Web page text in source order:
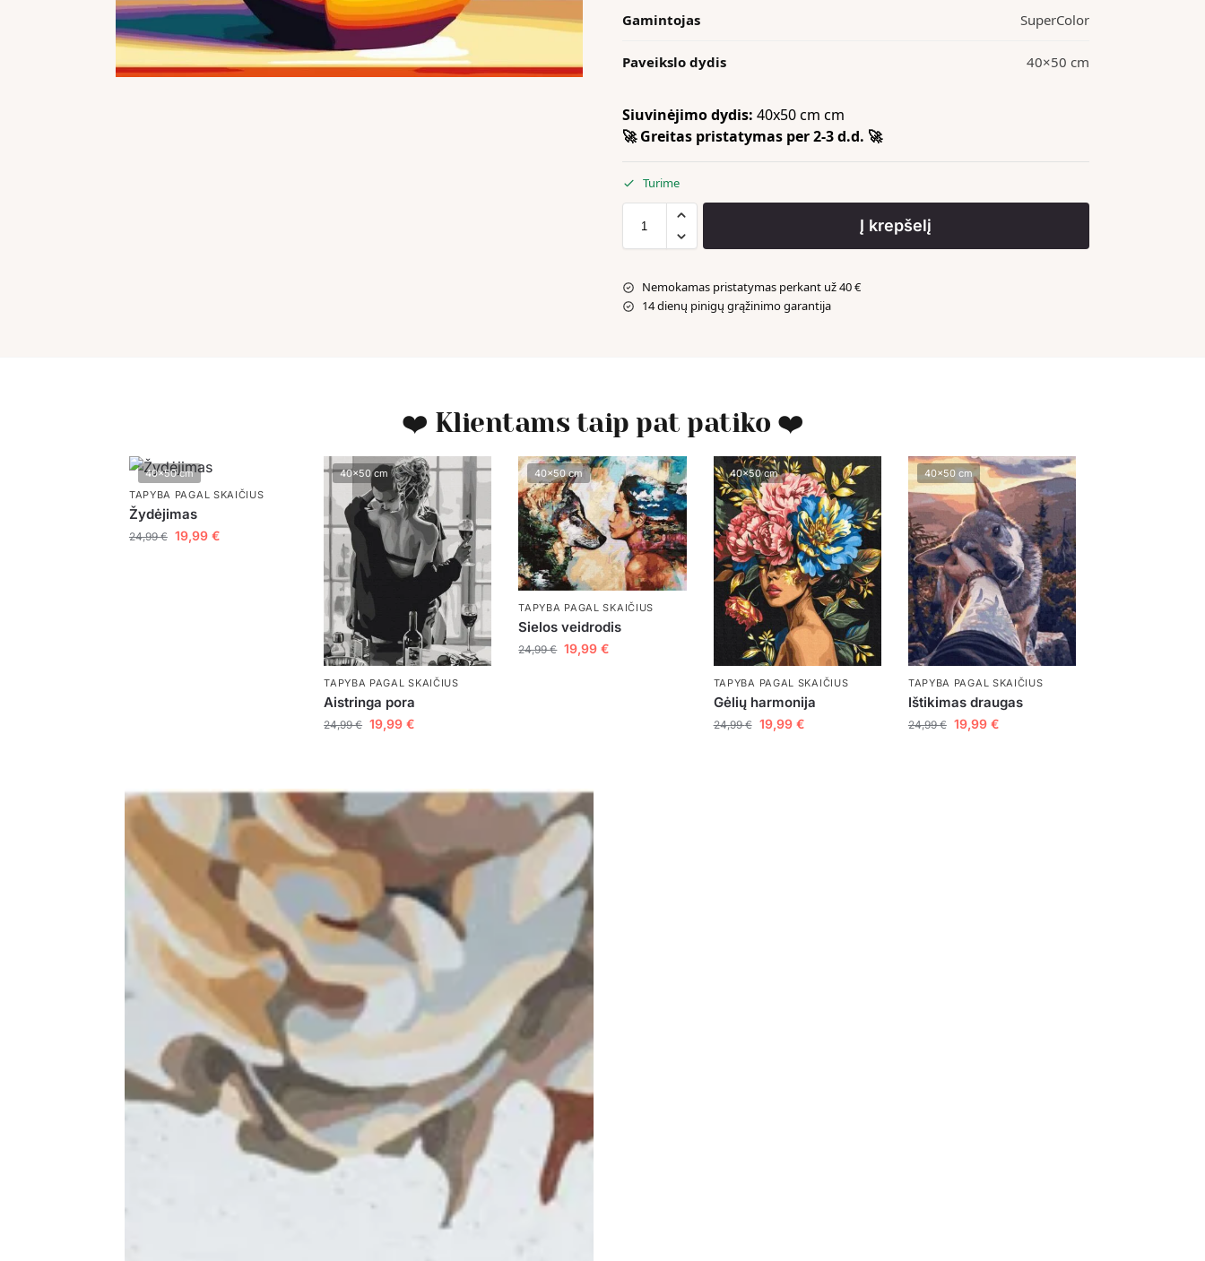
Gamintojas SuperColor
Paveikslo dydis 40×50 cm
Siuvinėjimo dydis: 40x50 cm cm
🚀 Greitas pristatymas per 2-3 d.d. 🚀
Turime
Į krepšelį
Nemokamas pristatymas perkant už 40 €
14 dienų pinigų grąžinimo garantija
❤️ Klientams taip pat patiko ❤️
40x50 cm
TAPYBA PAGAL SKAIČIUS
Žydėjimas
24,99€ 19,99 €
40x50 cm
TAPYBA PAGAL SKAIČIUS
Aistringa pora
24,99€ 19,99€
40x50 cm
TAPYBA PAGAL SKAIČIUS
Sielos veidrodis
24,99€ 19,99€
40x50 cm
TAPYBA PAGAL SKAIČIUS
Gėlių harmonija
24,99€ 19,99 €
40x50 cm
TAPYBA PAGAL SKAIČIUS
Ištikimas draugas
24,99€ 19,99 €